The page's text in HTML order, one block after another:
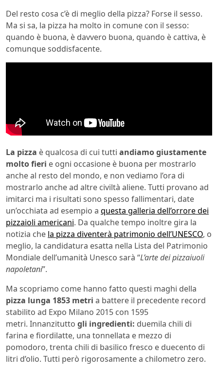
Del resto cosa c’è di meglio della pizza? Forse il sesso.
Ma si sa, la pizza ha molto in comune con il sesso:
quando è buona, è davvero buona, quando è cattiva, è
comunque soddisfacente.
La pizza è qualcosa di cui tutti andiamo giustamente
molto fieri e ogni occasione è buona per mostrarlo
anche al resto del mondo, e non vediamo l’ora di
mostrarlo anche ad altre civiltà aliene. Tutti provano ad
imitarci ma i risultati sono spesso fallimentari, date
un’occhiata ad esempio a questa galleria dell’orrore dei
pizzaioli americani. Da qualche tempo inoltre gira la
notizia che la pizza diventerà patrimonio dell’UNESCO, o
meglio, la candidatura esatta nella Lista del Patrimonio
Mondiale dell’umanità Unesco sarà “L’arte dei pizzaiuoli
napoletani”.
Ma scopriamo come hanno fatto questi maghi della
pizza lunga 1853 metri a battere il precedente record
stabilito ad Expo Milano 2015 con 1595
metri. Innanzitutto gli ingredienti: duemila chili di
farina e fiordilatte, una tonnellata e mezzo di
pomodoro, trenta chili di basilico fresco e duecento di
litri d’olio. Tutti però rigorosamente a chilometro zero.